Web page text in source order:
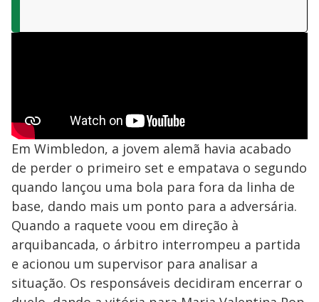
Em Wimbledon, a jovem alemã havia acabado
de perder o primeiro set e empatava o segundo
quando lançou uma bola para fora da linha de
base, dando mais um ponto para a adversária.
Quando a raquete voou em direção à
arquibancada, o árbitro interrompeu a partida
e acionou um supervisor para analisar a
situação. Os responsáveis decidiram encerrar o